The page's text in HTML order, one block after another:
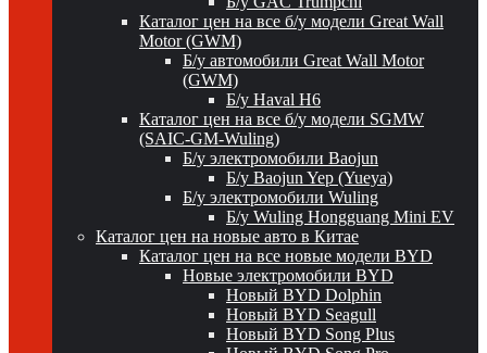
Каталог цен на все б/у модели Great Wall
Motor (GWM)
Б/у автомобили Great Wall Motor
(GWM)
Б/у Haval H6
Каталог цен на все б/у модели SGMW
(SAIC-GM-Wuling)
Б/у электромобили Baojun
Б/у Baojun Yep (Yueya)
Б/у электромобили Wuling
Б/у Wuling Hongguang Mini EV
Каталог цен на новые авто в Китае
Каталог цен на все новые модели BYD
Новые электромобили BYD
Новый BYD Dolphin
Новый BYD Seagull
Новый BYD Song Plus